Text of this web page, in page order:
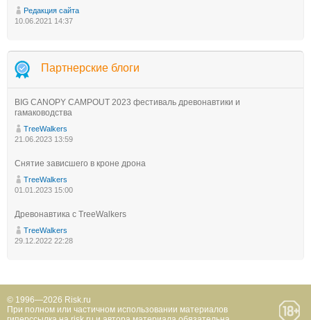
Редакция сайта
10.06.2021 14:37
Партнерские блоги
BIG CANOPY CAMPOUT 2023 фестиваль древонавтики и
гамаководства
TreeWalkers
21.06.2023 13:59
Снятие зависшего в кроне дрона
TreeWalkers
01.01.2023 15:00
Древонавтика с TreeWalkers
TreeWalkers
29.12.2022 22:28
© 1996—2026 Risk.ru
При полном или частичном использовании материалов